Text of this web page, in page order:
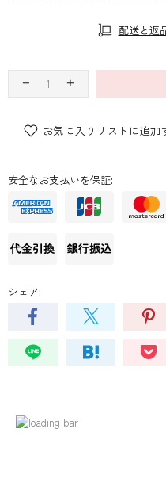
配送と返
お気に入りリストに追加
安全なお支払いを保証:
シェア: